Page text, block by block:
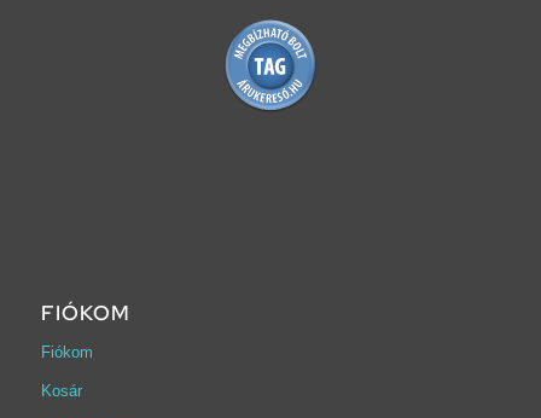
FIÓKOM
Fiókom
Kosár